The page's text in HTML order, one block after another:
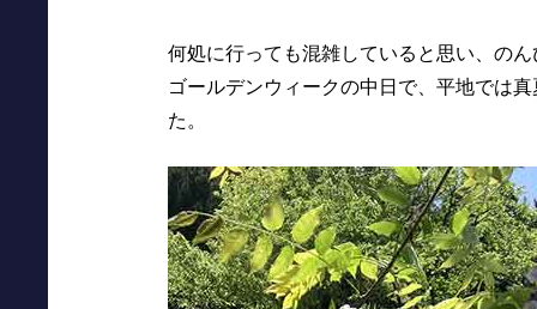
何処に行っても混雑していると思い、の
ゴールデンウィークの中日で、平地では
た。